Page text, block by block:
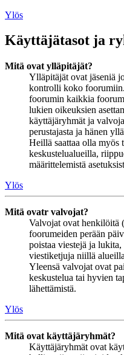
Ylös
Käyttäjätasot ja
Mitä ovat ylläpitäjät?
Ylläpitäjät ovat jäseniä
kontrolli koko
foorumin kaikkia
lukien oikeuksien
käyttäjäryhmät ja
perustajasta ja hänen
Heillä saattaa olla
keskustelualueilla,
määrittelemistä
Ylös
Mitä ovatr valvojat?
Valvojat ovat henkilöitä
foorumeiden perään
poistaa viestejä ja lukita,
viestiketjuja niillä
Yleensä valvojat ovat
keskustelua tai hyvien
lähettämistä.
Ylös
Mitä ovat käyttäjäryhmät?
Käyttäjäryhmät ovat